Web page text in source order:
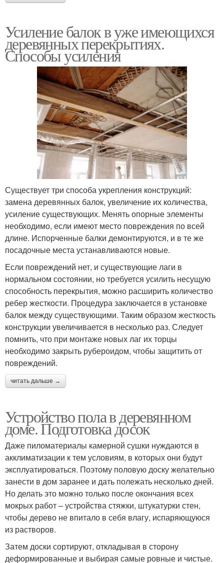
Усиление балок в уже имеющихся
деревянных перекрытиях.
Способы усиления
Существует три способа укрепления конструкций:
замена деревянных балок, увеличение их количества,
усиление существующих. Менять опорные элементы
необходимо, если имеют место повреждения по всей
длине. Испорченные балки демонтируются, и в те же
посадочные места устанавливаются новые.
Если повреждений нет, и существующие лаги в
нормальном состоянии, но требуется усилить несущую
способность перекрытия, можно расширить количество
ребер жесткости. Процедура заключается в установке
балок между существующими. Таким образом жесткость
конструкции увеличивается в несколько раз. Следует
помнить, что при монтаже новых лаг их торцы
необходимо закрыть рубероидом, чтобы защитить от
повреждений.
читать дальше →
Устройство пола в деревянном
доме. Подготовка досок
Даже пиломатериалы камерной сушки нуждаются в
акклиматизации к тем условиям, в которых они будут
эксплуатироваться. Поэтому половую доску желательно
занести в дом заранее и дать полежать несколько дней.
Но делать это можно только после окончания всех
мокрых работ – устройства стяжки, штукатурки стен,
чтобы дерево не впитало в себя влагу, испаряющуюся
из растворов.
Затем доски сортируют, откладывая в сторону
деформированные и выбирая самые ровные и чистые.